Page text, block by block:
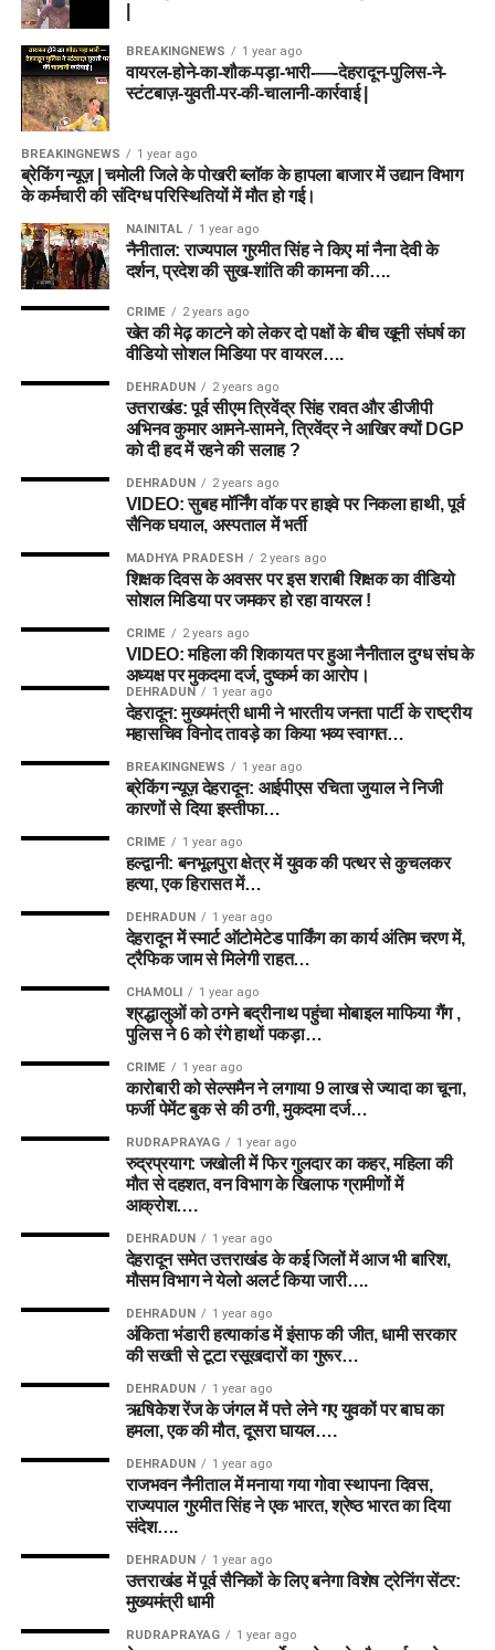
BREAKINGNEWS 1 year ago
वायरल-होने-का-शौक-पड़ा-भारी-—-देहरादून-पुलिस-ने-
स्टंटबाज़-युवती-पर-की-चालानी-कार्रवाई |
BREAKINGNEWS 1 year ago
ब्रेकिंग न्यूज़ | चमोली जिले के पोखरी ब्लॉक के हापला बाजार में उद्यान विभाग
के कर्मचारी की संदिग्ध परिस्थितियों में मौत हो गई।
NAINITAL 1 year ago
नैनीताल: राज्यपाल गुरमीत सिंह ने किए मां नैना देवी के
दर्शन, प्रदेश की सुख-शांति की कामना की….
CRIME 2 years ago
खेत की मेढ़ काटने को लेकर दो पक्षों के बीच खूनी संघर्ष का
वीडियो सोशल मिडिया पर वायरल….
DEHRADUN 2 years ago
उत्तराखंड: पूर्व सीएम त्रिवेंद्र सिंह रावत और डीजीपी
अभिनव कुमार आमने-सामने, त्रिवेंद्र ने आखिर क्यों DGP
को दी हद में रहने की सलाह ?
DEHRADUN 2 years ago
VIDEO: सुबह मॉर्निंग वॉक पर हाइवे पर निकला हाथी, पूर्व
सैनिक घयाल, अस्पताल में भर्ती
MADHYA PRADESH 2 years ago
शिक्षक दिवस के अवसर पर इस शराबी शिक्षक का वीडियो
सोशल मिडिया पर जमकर हो रहा वायरल !
CRIME 2 years ago
VIDEO: महिला की शिकायत पर हुआ नैनीताल दुग्ध संघ के
अध्यक्ष पर मुकदमा दर्ज, दुष्कर्म का आरोप।
DEHRADUN 1 year ago
देहरादून: मुख्यमंत्री धामी ने भारतीय जनता पार्टी के राष्ट्रीय
महासचिव विनोद तावड़े का किया भव्य स्वागत…
BREAKINGNEWS 1 year ago
ब्रेकिंग न्यूज़ देहरादून: आईपीएस रचिता जुयाल ने निजी
कारणों से दिया इस्तीफा…
CRIME 1 year ago
हल्द्वानी: बनभूलपुरा क्षेत्र में युवक की पत्थर से कुचलकर
हत्या, एक हिरासत में…
DEHRADUN 1 year ago
देहरादून में स्मार्ट ऑटोमेटेड पार्किंग का कार्य अंतिम चरण में,
ट्रैफिक जाम से मिलेगी राहत…
CHAMOLI 1 year ago
श्रद्धालुओं को ठगने बद्रीनाथ पहुंचा मोबाइल माफिया गैंग ,
पुलिस ने 6 को रंगे हाथों पकड़ा…
CRIME 1 year ago
कारोबारी को सेल्समैन ने लगाया 9 लाख से ज्यादा का चूना,
फर्जी पेमेंट बुक से की ठगी, मुकदमा दर्ज…
RUDRAPRAYAG 1 year ago
रुद्रप्रयाग: जखोली में फिर गुलदार का कहर, महिला की
मौत से दहशत, वन विभाग के खिलाफ ग्रामीणों में
आक्रोश….
DEHRADUN 1 year ago
देहरादून समेत उत्तराखंड के कई जिलों में आज भी बारिश,
मौसम विभाग ने येलो अलर्ट किया जारी….
DEHRADUN 1 year ago
अंकिता भंडारी हत्याकांड में इंसाफ की जीत, धामी सरकार
की सख्ती से टूटा रसूखदारों का गुरूर…
DEHRADUN 1 year ago
ऋषिकेश रेंज के जंगल में पत्ते लेने गए युवकों पर बाघ का
हमला, एक की मौत, दूसरा घायल….
DEHRADUN 1 year ago
राजभवन नैनीताल में मनाया गया गोवा स्थापना दिवस,
राज्यपाल गुरमीत सिंह ने एक भारत, श्रेष्ठ भारत का दिया
संदेश….
DEHRADUN 1 year ago
उत्तराखंड में पूर्व सैनिकों के लिए बनेगा विशेष ट्रेनिंग सेंटर:
मुख्यमंत्री धामी
RUDRAPRAYAG 1 year ago